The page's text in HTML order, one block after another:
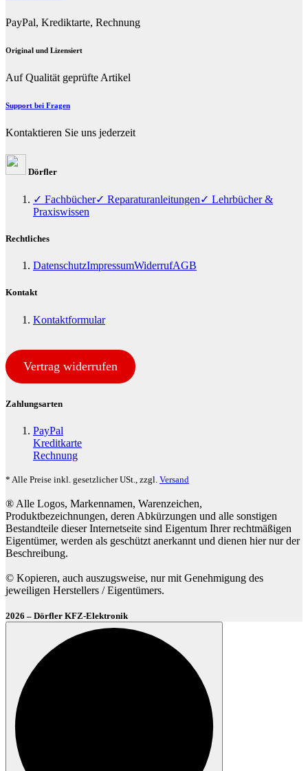
PayPal, Krediktarte, Rechnung
Original und Lizensiert
Auf Qualität geprüfte Artikel
Support bei Fragen
Kontaktieren Sie uns jederzeit
Dörfler
✓ Fachbücher✓ Reparaturanleitungen✓ Lehrbücher &
Praxiswissen
Rechtliches
DatenschutzImpressumWiderrufAGB
Kontakt
Kontaktformular
Vertrag widerrufen
Zahlungsarten
PayPal
Kreditkarte
Rechnung
* Alle Preise inkl. gesetzlicher USt., zzgl. Versand
® Alle Logos, Markennamen, Warenzeichen,
Produktbezeichnungen, deren Abkürzungen und alle sonstigen
Bestandteile dieser Internetseite sind Eigentum Ihrer rechtmäßigen
Eigentümer, werden als geschützt anerkannt und dienen hier nur der
Beschreibung.
© Kopieren, auch auszugsweise, nur mit Genehmigung des
jeweiligen Herstellers / Eigentümers.
2026 – Dörfler KFZ-Elektronik